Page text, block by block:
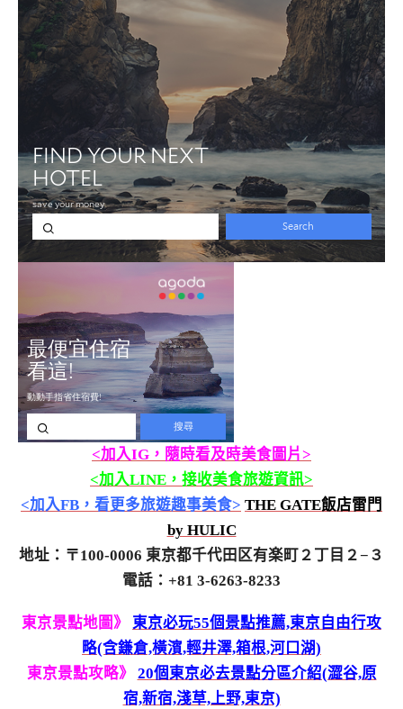
<加入IG，隨時看及時美食圖片>
<加入LINE，接收美食旅遊資訊>
<加入FB，看更多旅遊趣事美食> THE GATE飯店雷門
by HULIC
地址：〒100-0006 東京都千代田区有楽町２丁目２−３
電話：+81 3-6263-8233
東京景點地圖》
東京必玩55個景點推薦,東京自由行攻
略(含鎌倉,橫濱,輕井澤,箱根,河口湖)
東京景點攻略》
20個東京必去景點分區介紹(澀谷,原
宿,新宿,淺草,上野,東京)